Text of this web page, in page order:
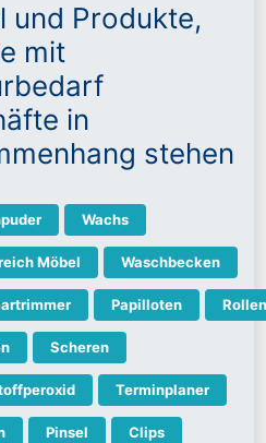
und Produkte,
mit
in
stehen
Wachs
Möbel Waschbecken
Papilloten Rollen
Scheren
Terminplaner
Pinsel Clips